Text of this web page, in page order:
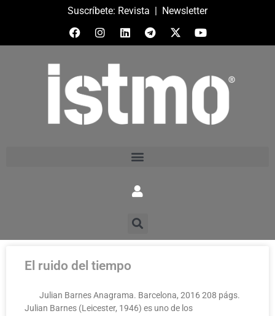
Suscríbete: Revista | Newsletter
El ruido del tiempo
Julian Barnes Anagrama. Barcelona, 2016 208 págs.
Julian Barnes (Leicester, 1946) es uno de los